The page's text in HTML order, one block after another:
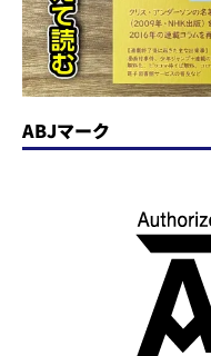
ABJマーク